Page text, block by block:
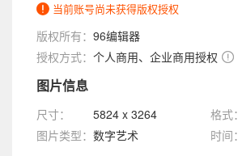
当前账号尚未获得版权授权
版权所有： 96编辑器
授权方式： 个人商用、企业商用授权
图片信息
尺寸： 5824 x 3264 格式：
图片类型： 数字艺术 时间：